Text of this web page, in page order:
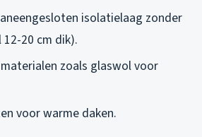
isolatielaag zonder
20 cm dik).
zoals glaswol voor
voor warme daken.